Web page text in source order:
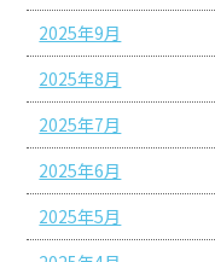
2025年9月
2025年8月
2025年7月
2025年6月
2025年5月